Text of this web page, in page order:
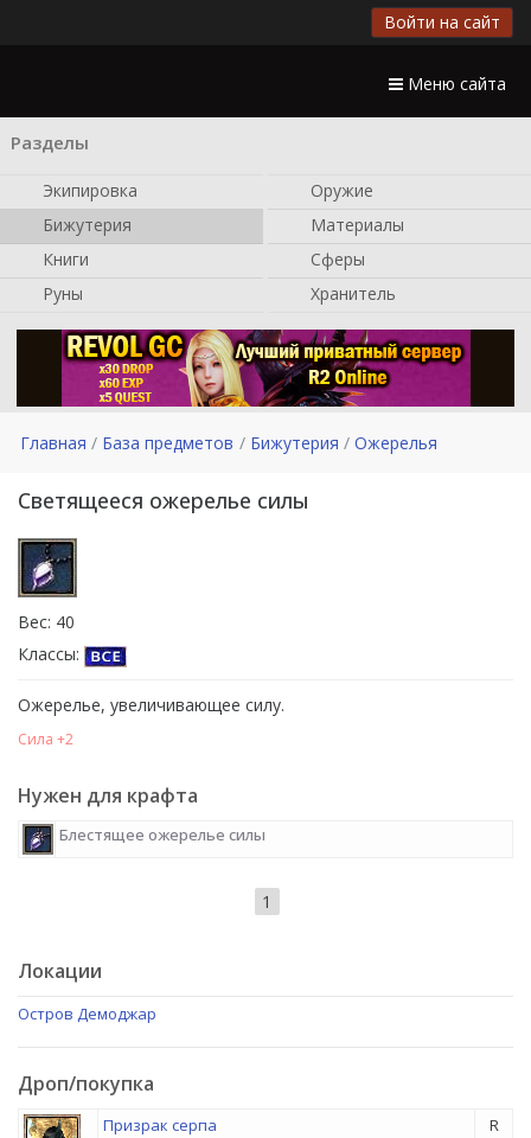
Войти на сайт
Меню сайта
Разделы
Экипировка
Оружие
Бижутерия
Материалы
Книги
Сферы
Руны
Хранитель
Главная База предметов Бижутерия Ожерелья
Светящееся ожерелье силы
Вес: 40
Классы:
Ожерелье, увеличивающее силу.
Сила +2
Нужен для крафта
Блестящее ожерелье силы
1
Локации
Остров Демоджар
Дроп/покупка
Призрак серпа R